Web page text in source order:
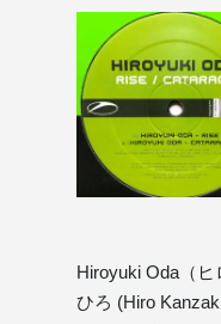
Hiroyuki Oda（
ひろ (Hiro